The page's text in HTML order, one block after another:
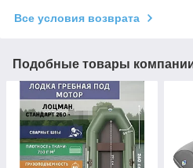
Все условия возврата
Подобные товары